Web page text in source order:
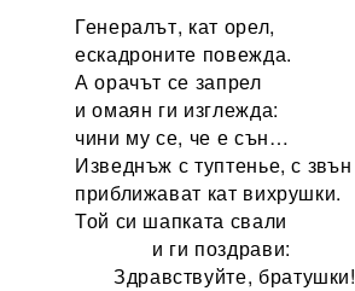
Генералът, кат орел,
ескадроните повежда.
А орачът се запрел
и омаян ги изглежда:
чини му се, че е сън…
Изведнъж с туптенье, с звън
приближават кат вихрушки.
Той си шапката свали
и ги поздрави:
Здравствуйте, братушки!